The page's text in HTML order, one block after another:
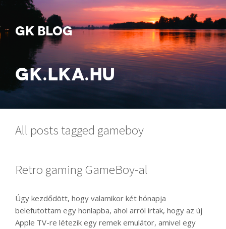
GK BLOG
GK.LKA.HU
All posts tagged gameboy
Retro gaming GameBoy-al
Úgy kezdődött, hogy valamikor két hónapja
belefutottam egy honlapba, ahol arról írtak, hogy az új
Apple TV-re létezik egy remek emulátor, amivel egy